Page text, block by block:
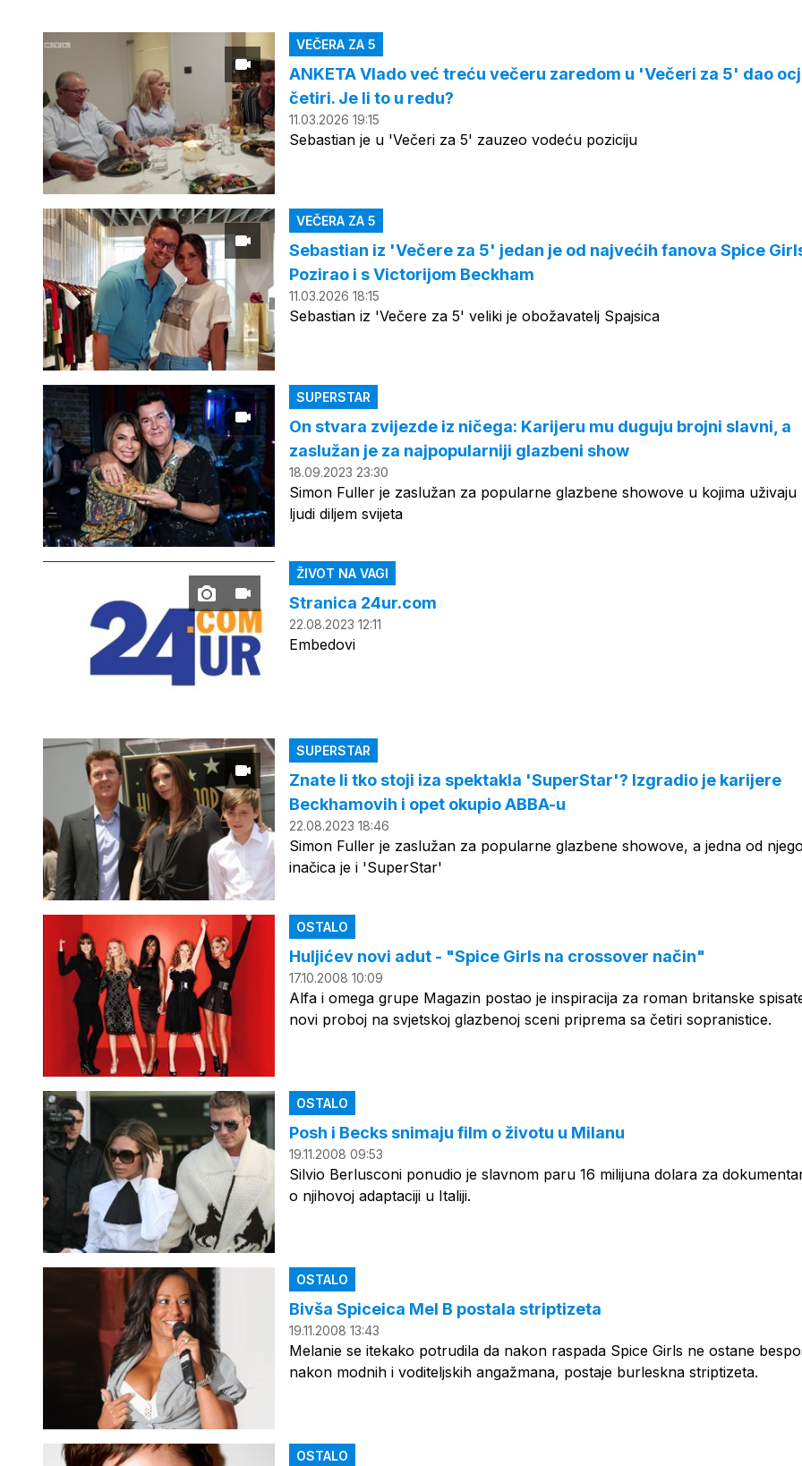
VEČERA ZA 5
ANKETA Vlado već treću večeru zaredom u 'Večeri za 5' dao
četiri. Je li to u redu?
11.03.2026 19:15
Sebastian je u 'Večeri za 5' zauzeo vodeću poziciju
VEČERA ZA 5
Sebastian iz 'Večere za 5' jedan je od najvećih fanova Spice
Pozirao i s Victorijom Beckham
11.03.2026 18:15
Sebastian iz 'Večere za 5' veliki je obožavatelj Spajsica
SUPERSTAR
On stvara zvijezde iz ničega: Karijeru mu duguju brojni slavni, a
zaslužan je za najpopularniji glazbeni show
18.09.2023 23:30
Simon Fuller je zaslužan za popularne glazbene showove u kojima uživaju
ljudi diljem svijeta
ŽIVOT NA VAGI
Stranica 24ur.com
22.08.2023 12:11
Embedovi
SUPERSTAR
Znate li tko stoji iza spektakla 'SuperStar'? Izgradio je karijere
Beckhamovih i opet okupio ABBA-u
22.08.2023 18:46
Simon Fuller je zaslužan za popularne glazbene showove, a jedna od
inačica je i 'SuperStar'
OSTALO
Huljićev novi adut - "Spice Girls na crossover način"
17.10.2008 10:09
Alfa i omega grupe Magazin postao je inspiracija za roman britanske
novi proboj na svjetskoj glazbenoj sceni priprema sa četiri sopranistice.
OSTALO
Posh i Becks snimaju film o životu u Milanu
19.11.2008 09:53
Silvio Berlusconi ponudio je slavnom paru 16 milijuna dolara za
o njihovoj adaptaciji u Italiji.
OSTALO
Bivša Spiceica Mel B postala striptizeta
19.11.2008 13:43
Melanie se itekako potrudila da nakon raspada Spice Girls ne ostane
nakon modnih i voditeljskih angažmana, postaje burleskna striptizeta.
OSTALO